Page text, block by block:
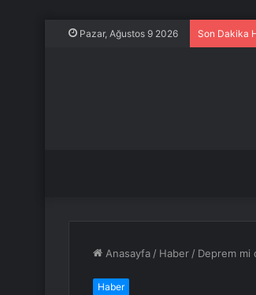
Pazar, Ağustos 9 2026 Son Dakika
Anasayfa / Haber / Deprem mi
Haber